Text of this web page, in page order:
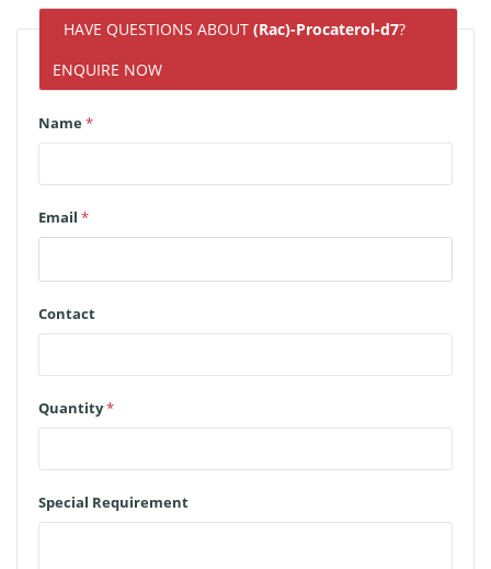
HAVE QUESTIONS ABOUT (Rac)-Procaterol-d7?
ENQUIRE NOW
Name*
Email *
Contact
Quantity*
Special Requirement